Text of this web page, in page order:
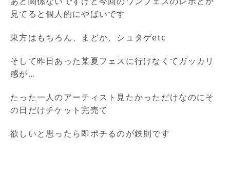
見てると個人的にやばいです
東方はもちろん、まどか、シュタゲetc
そして昨日あった某夏フェスに行けなくてガッカリ
感が…
たった一人のアーティスト見たかっただけなのにそ
の日だけチケット完売て
欲しいと思ったら即ポチるのが鉄則です